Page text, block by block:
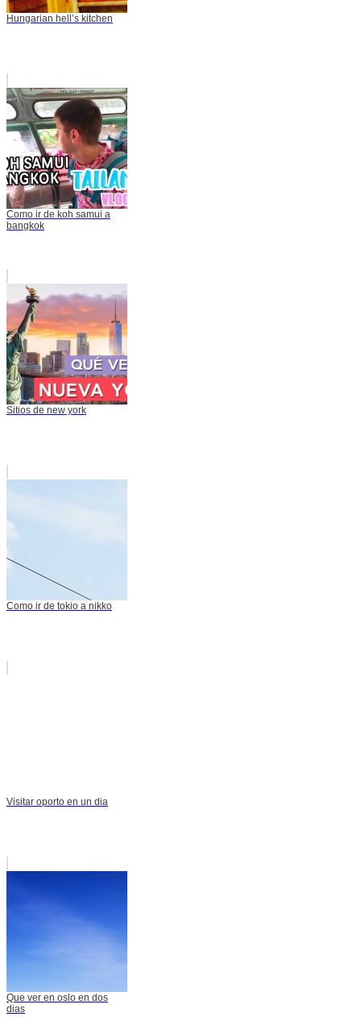
Hungarian hell’s kitchen
Como ir de koh samui a
bangkok
Sitios de new york
Como ir de tokio a nikko
Visitar oporto en un dia
Que ver en oslo en dos
dias